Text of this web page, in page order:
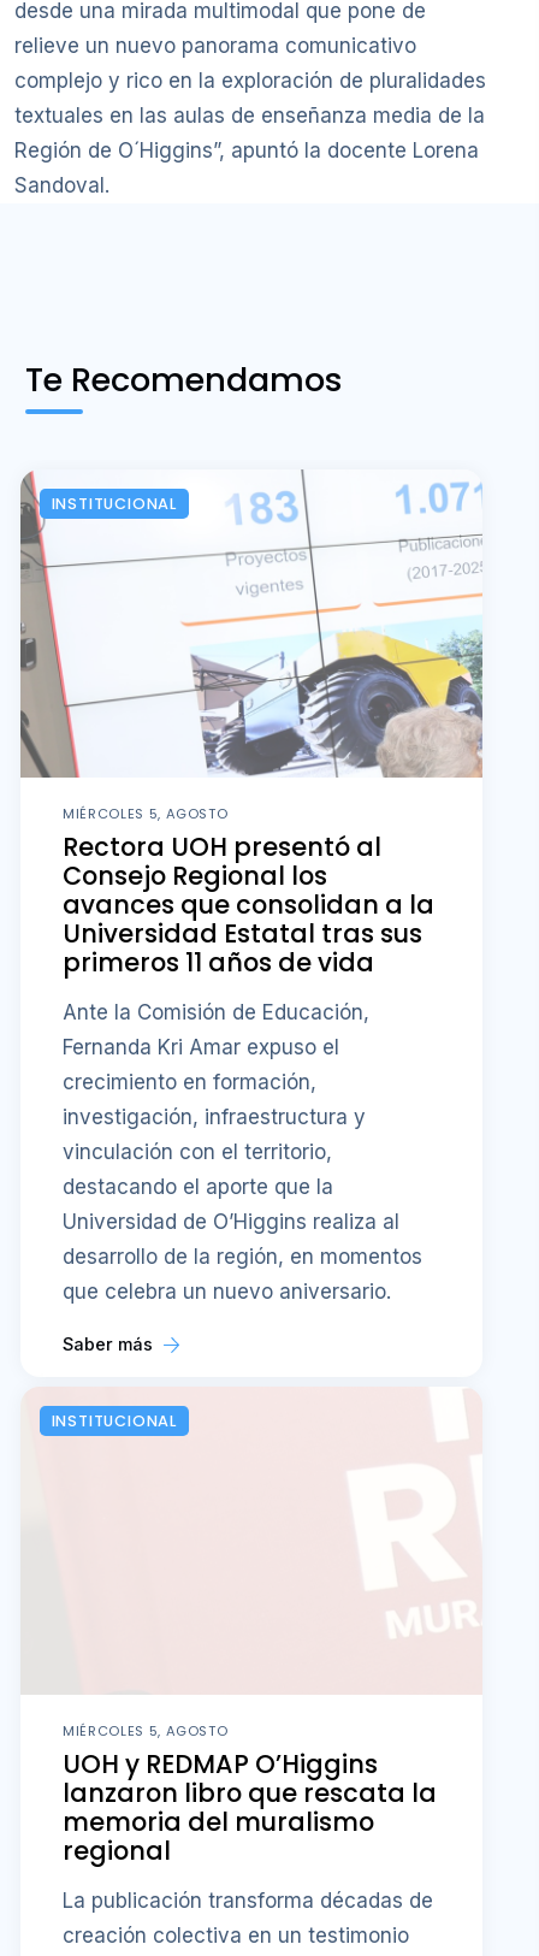
desde una mirada multimodal que pone de
relieve un nuevo panorama comunicativo
complejo y rico en la exploración de pluralidades
textuales en las aulas de enseñanza media de la
Región de O´Higgins”, apuntó la docente Lorena
Sandoval.
Te Recomendamos
INSTITUCIONAL
MIÉRCOLES 5, AGOSTO
Rectora UOH presentó al
Consejo Regional los
avances que consolidan a la
Universidad Estatal tras sus
primeros 11 años de vida
Ante la Comisión de Educación,
Fernanda Kri Amar expuso el
crecimiento en formación,
investigación, infraestructura y
vinculación con el territorio,
destacando el aporte que la
Universidad de O’Higgins realiza al
desarrollo de la región, en momentos
que celebra un nuevo aniversario.
Saber más
INSTITUCIONAL
MIÉRCOLES 5, AGOSTO
UOH y REDMAP O’Higgins
lanzaron libro que rescata la
memoria del muralismo
regional
La publicación transforma décadas de
creación colectiva en un testimonio